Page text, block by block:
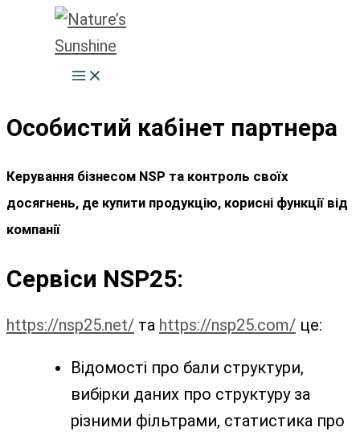
Перейти
Особистий кабінет партнера
Керування бізнесом NSP та контроль своїх
досягнень, де купити продукцію, корисні функції від
компанії
Сервіси NSP25:
https://nsp25.net/ та https://nsp25.com/ це:
Відомості про бали структури,
вибірки даних про структуру за
різними фільтрами, статистика про